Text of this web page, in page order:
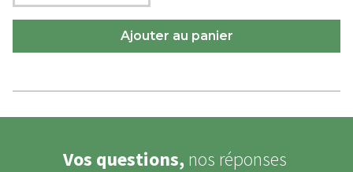
Vos questions, nos réponses